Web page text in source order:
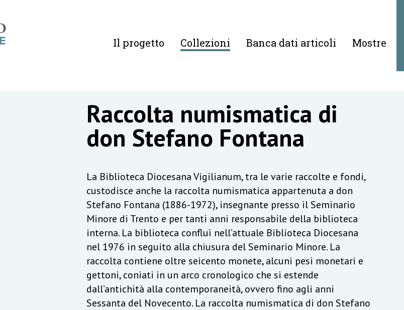
Il progetto Collezioni Banca dati articoli Mostre
Raccolta numismatica di
don Stefano Fontana
La Biblioteca Diocesana Vigilianum, tra le varie raccolte e fondi,
custodisce anche la raccolta numismatica appartenuta a don
Stefano Fontana (1886-1972), insegnante presso il Seminario
Minore di Trento e per tanti anni responsabile della biblioteca
interna. La biblioteca confluì nell’attuale Biblioteca Diocesana
nel 1976 in seguito alla chiusura del Seminario Minore. La
raccolta contiene oltre seicento monete, alcuni pesi monetari e
gettoni, coniati in un arco cronologico che si estende
dall’antichità alla contemporaneità, ovvero fino agli anni
Sessanta del Novecento. La raccolta numismatica di don Stefano